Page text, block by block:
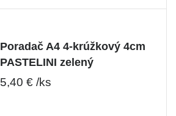
Poradač A4 4-krúžkový 4cm
PASTELINI zelený
5,40 € /ks